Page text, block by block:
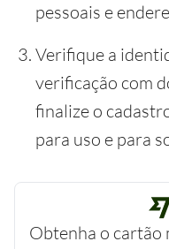
pessoais e
Verifique a
verificação com
finalize o
para uso e para
Obtenha o cartão